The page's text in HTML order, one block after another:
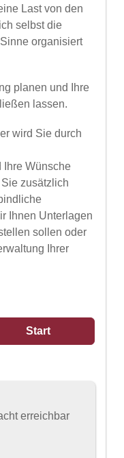
Last von den
selbst die
organisiert
planen und Ihre
lassen.
wird Sie durch
Ihre Wünsche
zusätzlich
Ihnen Unterlagen
sollen oder
Ihrer
erreichbar